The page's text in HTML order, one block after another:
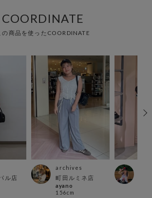
COORDINATE
の商品を使ったCOORDINATE
ル店
archives
町田ルミネ店
ayano
156cm